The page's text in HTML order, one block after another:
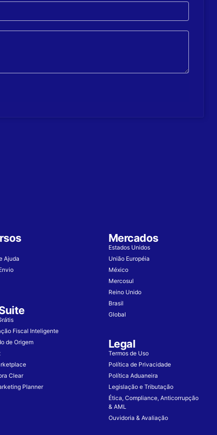
Ajuda
Fiscal Inteligente
de Origem
Clear
Planner
Mercados
Estados Unidos
União Européia
México
Mercosul
Reino Unido
Brasil
Global
Legal
Termos de Uso
Política de Privacidade
Política Aduaneira
Legislação e Tributação
Ética, Compliance, Anticorrupção
& AML
Ouvidoria & Avaliação